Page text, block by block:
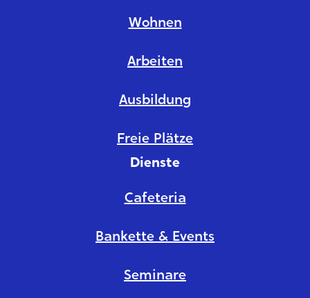
Wohnen
Arbeiten
Ausbildung
Freie Plätze
Dienste
Cafeteria
Bankette & Events
Seminare